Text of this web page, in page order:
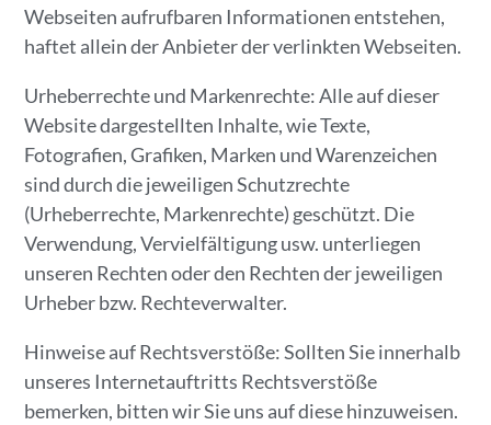
Webseiten aufrufbaren Informationen entstehen,
haftet allein der Anbieter der verlinkten Webseiten.
Urheberrechte und Markenrechte: Alle auf dieser
Website dargestellten Inhalte, wie Texte,
Fotografien, Grafiken, Marken und Warenzeichen
sind durch die jeweiligen Schutzrechte
(Urheberrechte, Markenrechte) geschützt. Die
Verwendung, Vervielfältigung usw. unterliegen
unseren Rechten oder den Rechten der jeweiligen
Urheber bzw. Rechteverwalter.
Hinweise auf Rechtsverstöße: Sollten Sie innerhalb
unseres Internetauftritts Rechtsverstöße
bemerken, bitten wir Sie uns auf diese hinzuweisen.